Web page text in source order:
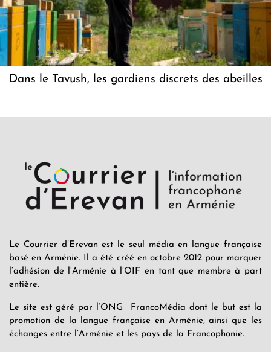
Dans le Tavush, les gardiens discrets des abeilles
Le Courrier d’Erevan est le seul média en langue française
basé en Arménie. Il a été créé en octobre 2012 pour marquer
l’adhésion de l’Arménie à l’OIF en tant que membre à part
entière.
Le site est géré par l’ONG FrancoMédia dont le but est la
promotion de la langue française en Arménie, ainsi que les
échanges entre l’Arménie et les pays de la Francophonie.